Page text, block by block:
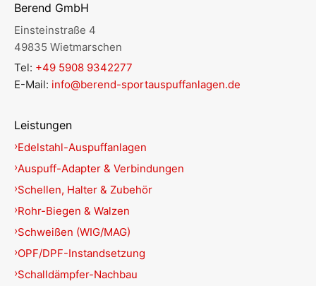
Berend GmbH
Einsteinstraße 4
49835 Wietmarschen
Tel: +49 5908 9342277
E-Mail: info@berend-sportauspuffanlagen.de
Leistungen
Edelstahl-Auspuffanlagen
Auspuff-Adapter & Verbindungen
Schellen, Halter & Zubehör
Rohr-Biegen & Walzen
Schweißen (WIG/MAG)
OPF/DPF-Instandsetzung
Schalldämpfer-Nachbau